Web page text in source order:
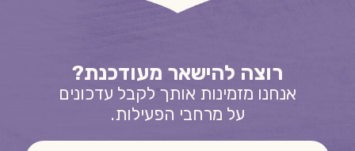
רוצה להישאר מעודכנת?
אנחנו מזמינות אותך לקבל עדכונים
על מרחבי הפעילות.